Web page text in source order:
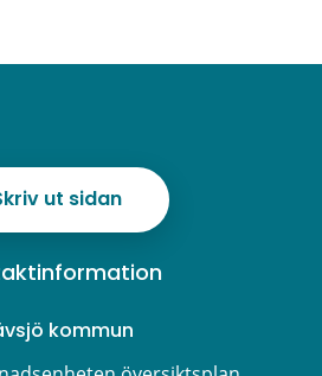
ut sidan
kommun